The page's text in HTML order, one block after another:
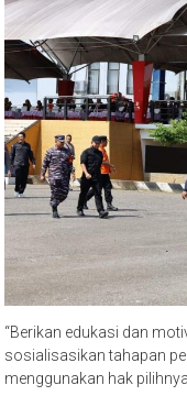
“Berikan edukasi dan
sosialisasikan tahapan
menggunakan hak